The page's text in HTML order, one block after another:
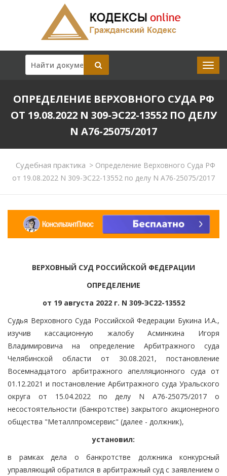
ОПРЕДЕЛЕНИЕ ВЕРХОВНОГО СУДА РФ
ОТ 19.08.2022 N 309-ЭС22-13552 ПО ДЕЛУ
N А76-25075/2017
Судебная практика >Определение Верховного Суда РФ
от 19.08.2022 N 309-ЭС22-13552 по делу N А76-25075/2017
ВЕРХОВНЫЙ СУД РОССИЙСКОЙ ФЕДЕРАЦИИ
ОПРЕДЕЛЕНИЕ
от 19 августа 2022 г. N 309-ЭС22-13552
Судья Верховного Суда Российской Федерации Букина И.А.,
изучив кассационную жалобу Асминкина Игоря
Владимировича на определение Арбитражного суда
Челябинской области от 30.08.2021, постановление
Восемнадцатого арбитражного апелляционного суда от
01.12.2021 и постановление Арбитражного суда Уральского
округа от 15.04.2022 по делу N А76-25075/2017 о
несостоятельности (банкротстве) закрытого акционерного
общества "Металлпромсервис" (далее - должник),
установил:
в рамках дела о банкротстве должника конкурсный
управляющий обратился в арбитражный суд с заявлением о